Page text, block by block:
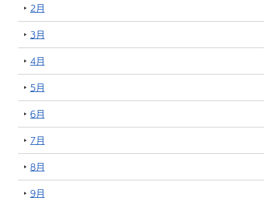
2月
3月
4月
5月
6月
7月
8月
9月